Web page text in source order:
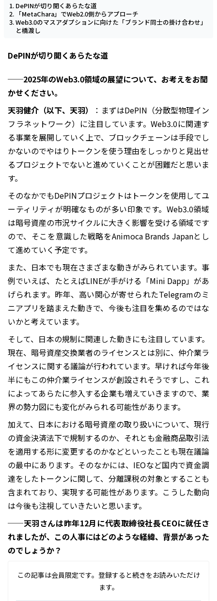
DePINが切り開くあらたな道
「MetaChara」でWeb2.0側からアプローチ
Web3.0のマスアダプションに向けた「ブランド同士の掛け合わせ」
と橋渡し
DePINが切り開くあらたな道
──2025年のWeb3.0領域の展望について、お考えをお聞
かせください。
天羽健介（以下、天羽）
：まずはDePIN（分散型物理イン
フラネットワーク）に注目しています。Web3.0に関連す
る事業を展開していく上で、ブロックチェーンは手段でし
かないのでやはりトークンを使う理由をしっかりと見出せ
るプロジェクトでないと進めていくことが困難だと思いま
す。
そのなかでもDePINプロジェクトはトークンを使用してユ
ーティリティが明確なものが多い印象です。Web3.0領域
は暗号資産の市況サイクルに大きく影響を受ける領域です
ので、そこを意識した戦略をAnimoca Brands Japanとし
て進めていく予定です。
また、日本でも現在さまざまな動きがみられています。事
例でいえば、たとえばLINEが手がける「Mini Dapp」があ
げられます。昨年、高い関心が寄せられたTelegramのミ
ニアプリを踏まえた動きで、今後も注目を集めるのではな
いかと考えています。
そして、日本の規制に関連した動きにも注目しています。
現在、暗号資産交換業者のライセンスとは別に、仲介業ラ
イセンスに関する議論が行われています。早ければ今年後
半にもこの仲介業ライセンスが創設されそうですし、これ
によってあらたに参入する企業も増えていきますので、業
界の勢力図にも変化がみられる可能性があります。
加えて、日本における暗号資産の取り扱いについて、現行
の資金決済法下で規制するのか、それとも金融商品取引法
を適用する形に変更するのかなどといったことも現在議論
の最中にあります。そのなかには、IEOなど国内で資金調
達をしたトークンに関して、分離課税の対象とすることも
含まれており、実現する可能性があります。こうした動向
は今後も注視していきたいと思います。
──天羽さんは昨年12月に代表取締役社長CEOに就任さ
れましたが、この人事にはどのような経緯、背景があった
のでしょうか？
この記事は会員限定です。登録すると続きをお読みいただけ
ます。